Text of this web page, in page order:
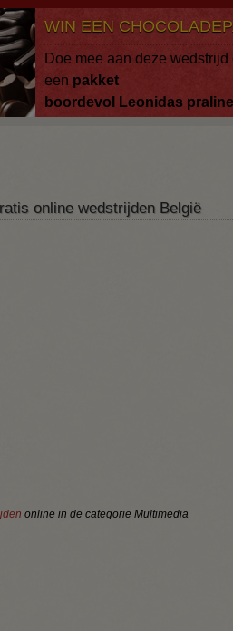
gaan
WIN EEN
Doe mee aan deze wedstrijd
een pakket
boordevol
Leonidas
online wedstrijden België
online in de categorie Multimedia